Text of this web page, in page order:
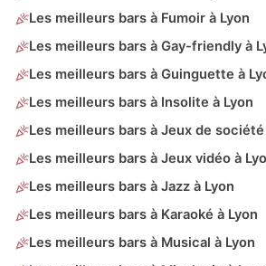
Les meilleurs bars à Fumoir à Lyon
Les meilleurs bars à Gay-friendly à
Les meilleurs bars à Guinguette à
Les meilleurs bars à Insolite à Lyon
Les meilleurs bars à Jeux de société
Les meilleurs bars à Jeux vidéo à
Les meilleurs bars à Jazz à Lyon
Les meilleurs bars à Karaoké à Lyon
Les meilleurs bars à Musical à Lyon